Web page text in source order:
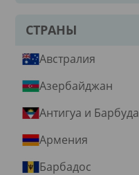
СТРАНЫ
Австралия
Азербайджан
Антигуа и Барбуда
Армения
Барбадос